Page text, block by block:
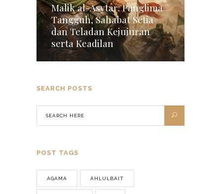
Malik al-Asytar: Panglima
Tangguh, Sahabat Setia
dan Teladan Kejujuran
serta Keadilan
SEARCH POSTS
POST TAGS
AGAMA AHLULBAIT